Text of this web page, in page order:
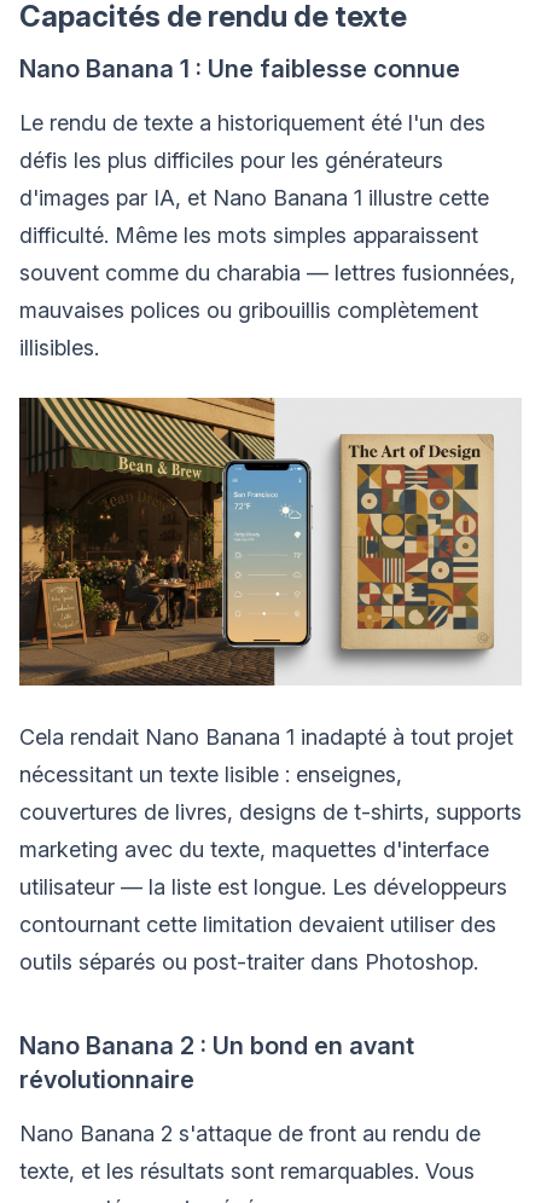
Capacités de rendu de texte
Nano Banana 1 : Une faiblesse connue
Le rendu de texte a historiquement été l'un des
défis les plus difficiles pour les générateurs
d'images par IA, et Nano Banana 1 illustre cette
difficulté. Même les mots simples apparaissent
souvent comme du charabia — lettres fusionnées,
mauvaises polices ou gribouillis complètement
illisibles.
Cela rendait Nano Banana 1 inadapté à tout projet
nécessitant un texte lisible : enseignes,
couvertures de livres, designs de t-shirts, supports
marketing avec du texte, maquettes d'interface
utilisateur — la liste est longue. Les développeurs
contournant cette limitation devaient utiliser des
outils séparés ou post-traiter dans Photoshop.
Nano Banana 2 : Un bond en avant
révolutionnaire
Nano Banana 2 s'attaque de front au rendu de
texte, et les résultats sont remarquables. Vous